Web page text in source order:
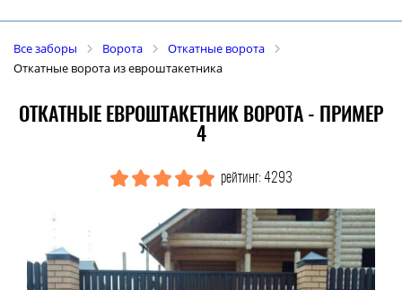
Все заборы Ворота
Откатные ворота
Откатные ворота из евроштакетника
ОТКАТНЫЕ ЕВРОШТАКЕТНИК ВОРОТА - ПРИМЕР
4
рейтинг: 4293